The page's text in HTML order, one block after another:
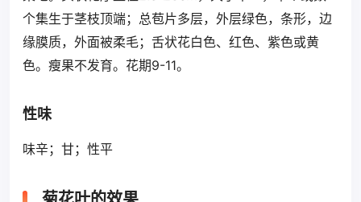
个集生于茎枝顶端；总苞片多层，外层绿色，条形，边
缘膜质，外面被柔毛；舌状花白色、红色、紫色或黄
色。瘦果不发育。花期9-11。
性味
味辛；甘；性平